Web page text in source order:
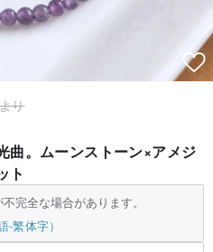
り
曲。ムーンストーン×アメジ
ト
完全な場合があります。
-繁体字）